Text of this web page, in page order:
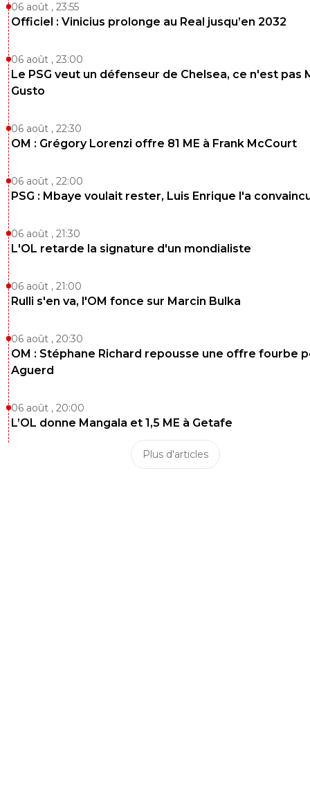
06 août , 23:55
Officiel : Vinicius prolonge au Real jusqu’en 2032
06 août , 23:00
Le PSG veut un défenseur de Chelsea, ce n'est pas
Gusto
06 août , 22:30
OM : Grégory Lorenzi offre 81 ME à Frank McCourt
06 août , 22:00
PSG : Mbaye voulait rester, Luis Enrique l'a
06 août , 21:30
L'OL retarde la signature d'un mondialiste
06 août , 21:00
Rulli s'en va, l'OM fonce sur Marcin Bulka
06 août , 20:30
OM : Stéphane Richard repousse une offre fourbe
Aguerd
06 août , 20:00
L’OL donne Mangala et 1,5 ME à Getafe
Plus d'articles